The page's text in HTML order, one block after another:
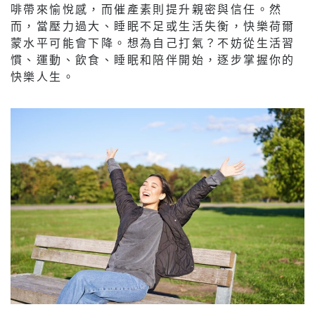
啡帶來愉悅感，而催產素則提升親密與信任。然
而，當壓力過大、睡眠不足或生活失衡，快樂荷爾
蒙水平可能會下降。想為自己打氣？不妨從生活習
慣、運動、飲食、睡眠和陪伴開始，逐步掌握你的
快樂人生。